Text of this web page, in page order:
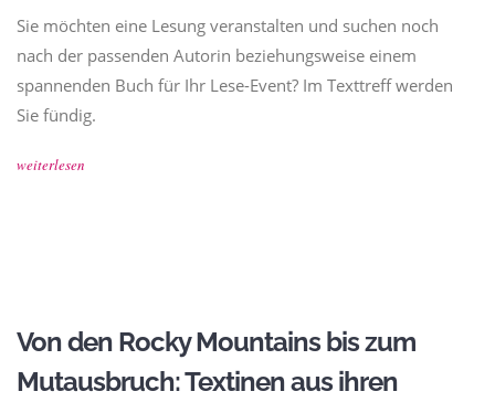
Sie möchten eine Lesung veranstalten und suchen noch
nach der passenden Autorin beziehungsweise einem
spannenden Buch für Ihr Lese-Event? Im Texttreff werden
Sie fündig.
weiterlesen
Von den Rocky Mountains bis zum
Mutausbruch: Textinen aus ihren